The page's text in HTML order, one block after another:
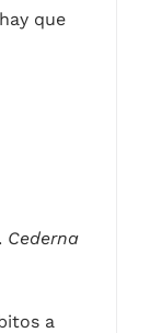
que
Cederna
a